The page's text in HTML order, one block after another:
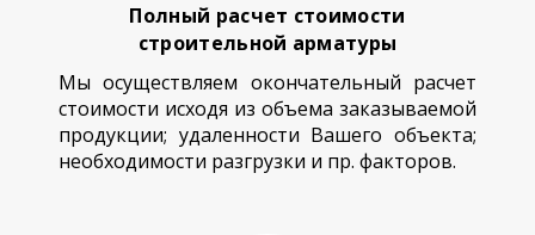
Полный расчет стоимости
строительной арматуры
Мы осуществляем окончательный расчет
стоимости исходя из объема заказываемой
продукции; удаленности Вашего объекта;
необходимости разгрузки и пр. факторов.